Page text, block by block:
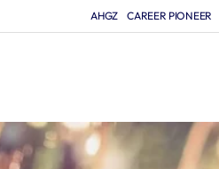
AHGZ CAREER PIONEER